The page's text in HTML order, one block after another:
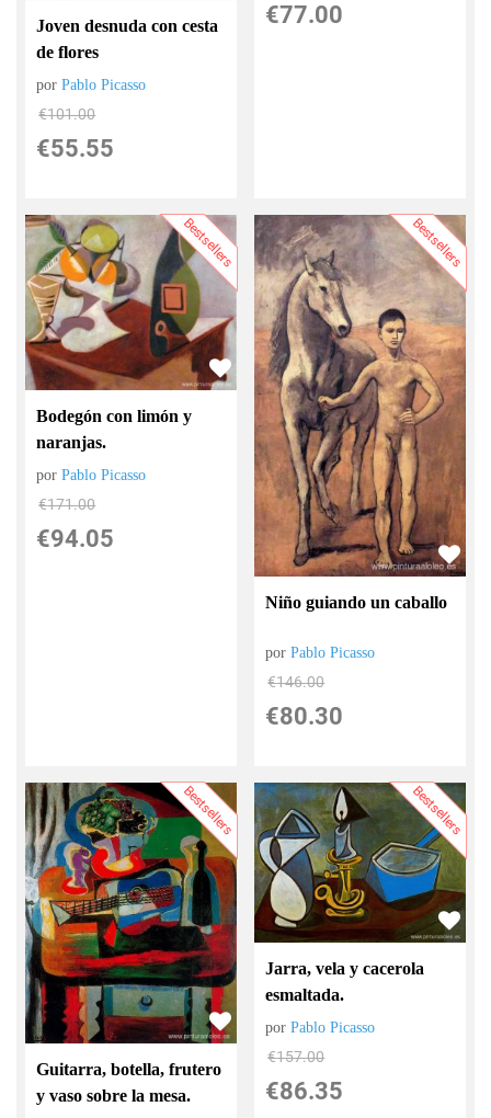
Joven desnuda con cesta
de flores
porPablo Picasso
€101.00
€55.55
€77.00
Bestsellers
Bodegón con limón y
naranjas.
porPablo Picasso
€171.00
€94.05
Bestsellers
Niño guiando un caballo
porPablo Picasso
€146.00
€80.30
Bestsellers
Guitarra, botella, frutero
y vaso sobre la mesa.
Bestsellers
Jarra, vela y cacerola
esmaltada.
porPablo Picasso
€157.00
€86.35